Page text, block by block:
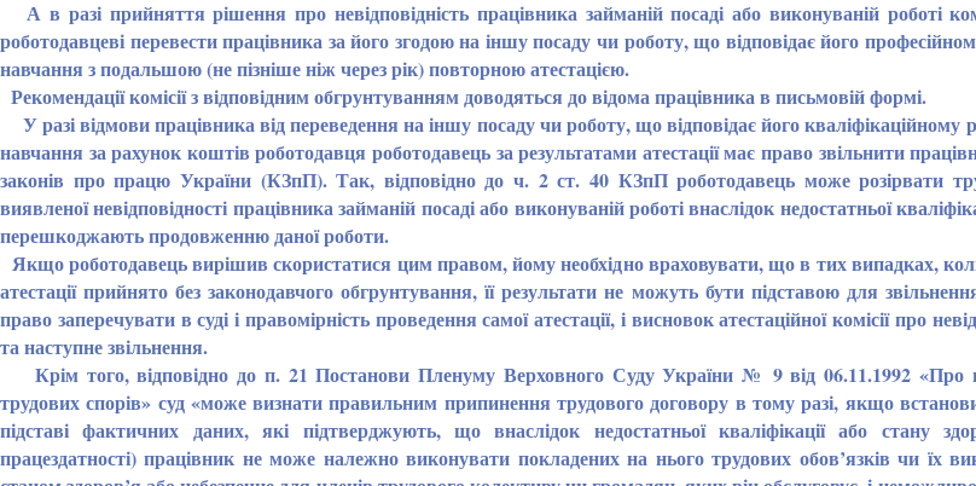
А в разі прийняття рішення про невідповідність працівника займаній посаді або виконуваній роботі
роботодавцеві перевести працівника за його згодою на іншу посаду чи роботу, що відповідає його
навчання з подальшою (не пізніше ніж через рік) повторною атестацією.
Рекомендації комісії з відповідним обгрунтуванням доводяться до відома працівника в письмовій формі.
У разі відмови працівника від переведення на іншу посаду чи роботу, що відповідає його кваліфікаційному
навчання за рахунок коштів роботодавця роботодавець за результатами атестації має право звільнити
законів про працю України (КЗпП). Так, відповідно до ч. 2 ст. 40 КЗпП роботодавець може розірвати
виявленої невідповідності працівника займаній посаді або виконуваній роботі внаслідок недостатньої
перешкоджають продовженню даної роботи.
Якщо роботодавець вирішив скористатися цим правом, йому необхідно враховувати, що в тих випадках,
атестації прийнято без законодавчого обгрунтування, її результати не можуть бути підставою для
право заперечувати в суді і правомірність проведення самої атестації, і висновок атестаційної комісії про
та наступне звільнення.
Крім того, відповідно до п. 21 Постанови Пленуму Верховного Суду України № 9 від 06.11.1992 «Про
трудових спорів» суд «може визнати правильним припинення трудового договору в тому разі, якщо
підставі фактичних даних, які підтверджують, що внаслідок недостатньої кваліфікації або стану
працездатності) працівник не може належно виконувати покладених на нього трудових обов’язків чи їх